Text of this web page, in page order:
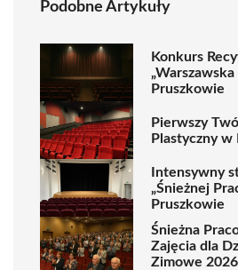
Podobne Artykuły
Konkurs
Pruszkowie
Pierwszy
Plastyczny w
Intensywny
„Śnieżnej
Pruszkowie
Śnieżna
Zajęcia dla
Zimowe 2026